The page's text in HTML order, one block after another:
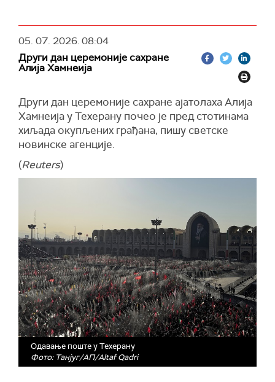
05. 07. 2026.08:04
Други дан церемоније сахране
Алија Хамнеија
Други дан церемоније сахране ајатолаха Алија
Хамнеија у Техерану почео је пред стотинама
хиљада окупљених грађана, пишу светске
новинске агенције.
(Reuters)
Одавање поште у Техерану
Фото: Танјуг/АП/Altaf Qadri